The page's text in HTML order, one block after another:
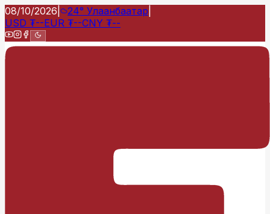
08/10/2026 24° Улаанбаатар
USD ₮--EUR ₮--CNY ₮--